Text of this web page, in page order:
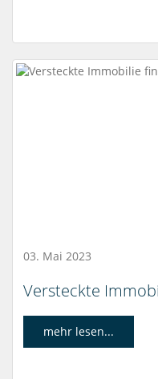
03. Mai 2023
Versteckte
mehr lesen...